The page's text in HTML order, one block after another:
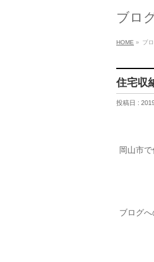
ブロ
HOME » ブ
住宅収
投稿日 :
岡山市
ブログへ